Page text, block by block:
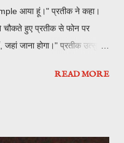
आया हूं।" प्रतीक ने कहा।
चौकते हुए प्रतीक से फोन पर
जाना होगा।" प्रतीक उत्सुक
की खूबसूरत जगहों में से एक
READ MORE